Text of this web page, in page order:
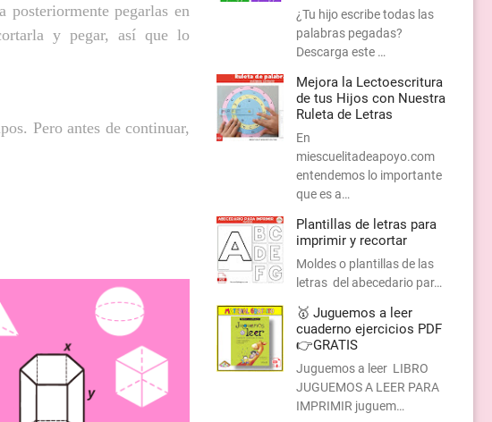
pegarlas en
y pegar, así que lo
Pero antes de continuar,
¿Tu hijo escribe todas las
palabras pegadas?
Descarga este …
Mejora la Lectoescritura
de tus Hijos con Nuestra
Ruleta de Letras
En
miescuelitadeapoyo.com
entendemos lo importante
que es a…
Plantillas de letras para
imprimir y recortar
Moldes o plantillas de las
letras del abecedario par…
🥇 Juguemos a leer
cuaderno ejercicios PDF
👉GRATIS
Juguemos a leer LIBRO
JUGUEMOS A LEER PARA
IMPRIMIR juguem…